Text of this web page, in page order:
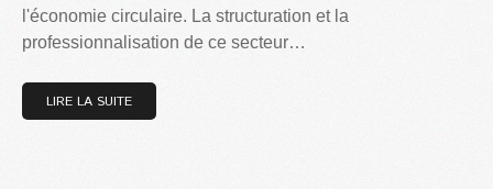
l'économie circulaire. La structuration et la
professionnalisation de ce secteur…
LIRE LA SUITE